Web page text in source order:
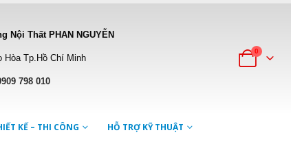
Nội Thất PHAN NGUYỄN
Tp.Hồ Chí Minh
798 010
0
KẾ – THI CÔNG HỖ TRỢ KỸ THUẬT